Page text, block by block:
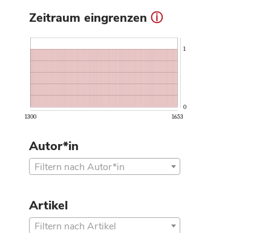
Zeitraum eingrenzen ⓘ
1300 1653
0
1
Autor*in
Filtern nach Autor*in
Artikel
Filtern nach Artikel